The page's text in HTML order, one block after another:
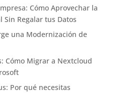
Cómo Aprovechar la
Regalar tus Datos
una Modernización de
Cómo Migrar a Nextcloud
Por qué necesitas